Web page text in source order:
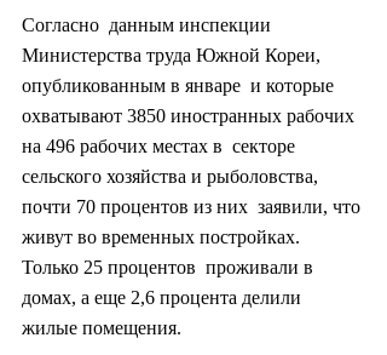
Согласно  данным инспекции
Министерства труда Южной Кореи,
опубликованным в январе  и которые
охватывают 3850 иностранных рабочих
на 496 рабочих местах в  секторе
сельского хозяйства и рыболовства,
почти 70 процентов из них  заявили, что
живут во временных постройках.
Только 25 процентов  проживали в
домах, а еще 2,6 процента делили
жилые помещения.